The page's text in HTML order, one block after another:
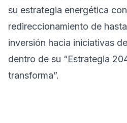
su estrategia energética
redireccionamiento de
inversión hacia iniciativas
dentro de su “Estrategia
transforma”.